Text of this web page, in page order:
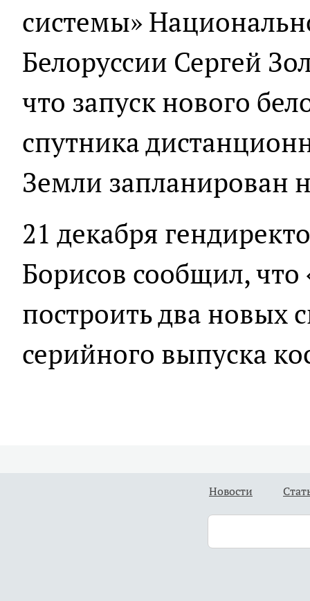
системы»
Белоруссии Сергей
что запуск нового
спутника
Земли запланирован
21 декабря
Борисов сообщил, что
построить два новых
серийного выпуска
Новости